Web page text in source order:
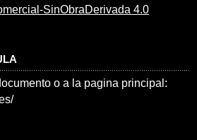
SinObraDerivada 4.0
o a la pagina principal: